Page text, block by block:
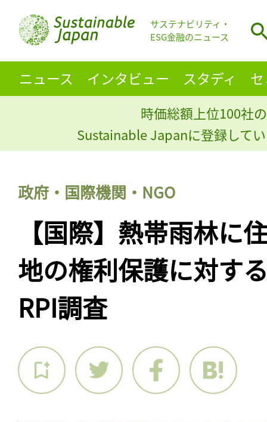
サステナビリティ・
ESG金融のニュース
ニュース インタビュー スタディ
時価総額上位100社
Sustainable Japanに登録して
政府・国際機関・NGO
【国際】熱帯雨林に
地の権利保護に対す
RPI調査